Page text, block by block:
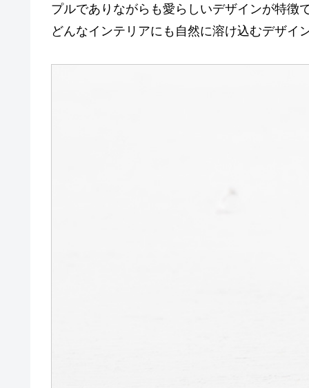
プルでありながらも愛らしいデザインが特徴
どんなインテリアにも自然に溶け込むデザイ